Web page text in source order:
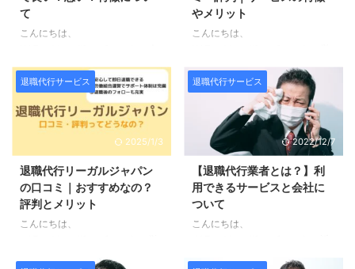
ず先に結論となりますが、退職代
行ヤメドキをおすすめ出来ない人
証が欲しい方 転職もサポートし
て欲しい方 おすすめ出来る人 料
...
す。 まず先に結論となります
が、退職代行の窓口をおすすめ出
時にもサポートして欲しい方 料
金の安さを重視している方 おす
て
こんにちは、
すぐにお金を用意できなくても後
払いで会社を辞められると噂の退
職代行即ヤメ。 一体どのような
退職代行サービスなのか気になっ
ている方も多いのではないかと思
います。 この記事では退職代行
サービス即ヤメの特徴や料金プラ
ン、メリット・デメリット、実際
に利用している一般ユーザーによ
る口コミ・評判をまとめていま
す。 まず先に結論となります
やメリット
こんにちは、
職を実現すると評判の退職代行
TORIKESHI。 一体どのような退
職代行サービスなのか気になって
いる方も多いのではないかと思い
ます。 この記事では退職代行
TORIKESHIの特徴やメリット・
デメリット、実際に利用している
一般ユーザーによる口コミ・評判
をまとめてご紹介しています。
まず先に結論となりますが、退職
退職代行サービス
2025/1/3
退職代行リーガルジャパン
の口コミ｜おすすめなの？
評判とメリット
こんにちは、
退職代行サービス
2022/12/7
【退職代行業者とは？】利
用できるサービスと会社に
ついて
こんにちは、